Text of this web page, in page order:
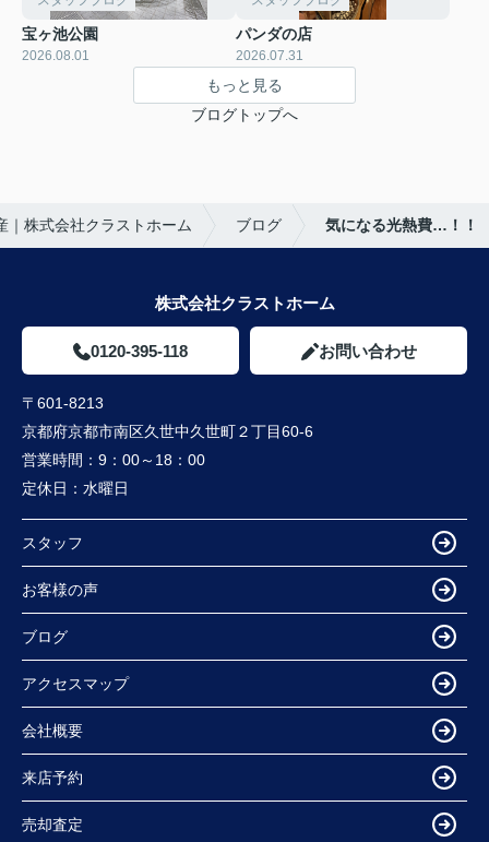
宝ヶ池公園
2026.08.01
パンダの店
2026.07.31
もっと見る
ブログトップへ
｜株式会社クラストホーム ブログ 気になる光熱費…！！
株式会社クラストホーム
0120-395-118 お問い合わせ
〒601-8213
京都府京都市南区久世中久世町２丁目60-6
営業時間： 9：00～18：00
定休日： 水曜日
スタッフ
お客様の声
ブログ
アクセスマップ
会社概要
来店予約
売却査定